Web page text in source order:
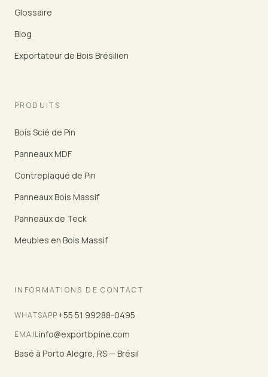
Glossaire
Blog
Exportateur de Bois Brésilien
PRODUITS
Bois Scié de Pin
Panneaux MDF
Contreplaqué de Pin
Panneaux Bois Massif
Panneaux de Teck
Meubles en Bois Massif
INFORMATIONS DE CONTACT
WHATSAPP+55 51 99288-0495
EMAILinfo@exportbpine.com
Basé à Porto Alegre, RS — Brésil